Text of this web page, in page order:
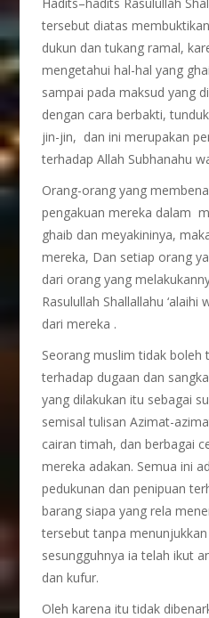
tersebut diatas
dukun dan tukang ramal,
mengetahui hal-hal yang
sampai pada maksud yang
dengan cara berbakti,
jin-jin, dan ini merupakan
terhadap Allah Subhanahu
Orang-orang yang
pengakuan mereka dalam
ghaib dan meyakininya,
mereka, Dan setiap orang
dari orang yang
Rasulullah Shallallahu ‘alaihi
dari mereka .
Seorang muslim tidak boleh
terhadap dugaan dan
yang dilakukan itu sebagai
semisal tulisan Azimat-
cairan timah, dan berbagai
mereka adakan. Semua ini
pedukunan dan penipuan
barang siapa yang rela
tersebut tanpa
sesungguhnya ia telah ikut
dan kufur.
Oleh karena itu tidak